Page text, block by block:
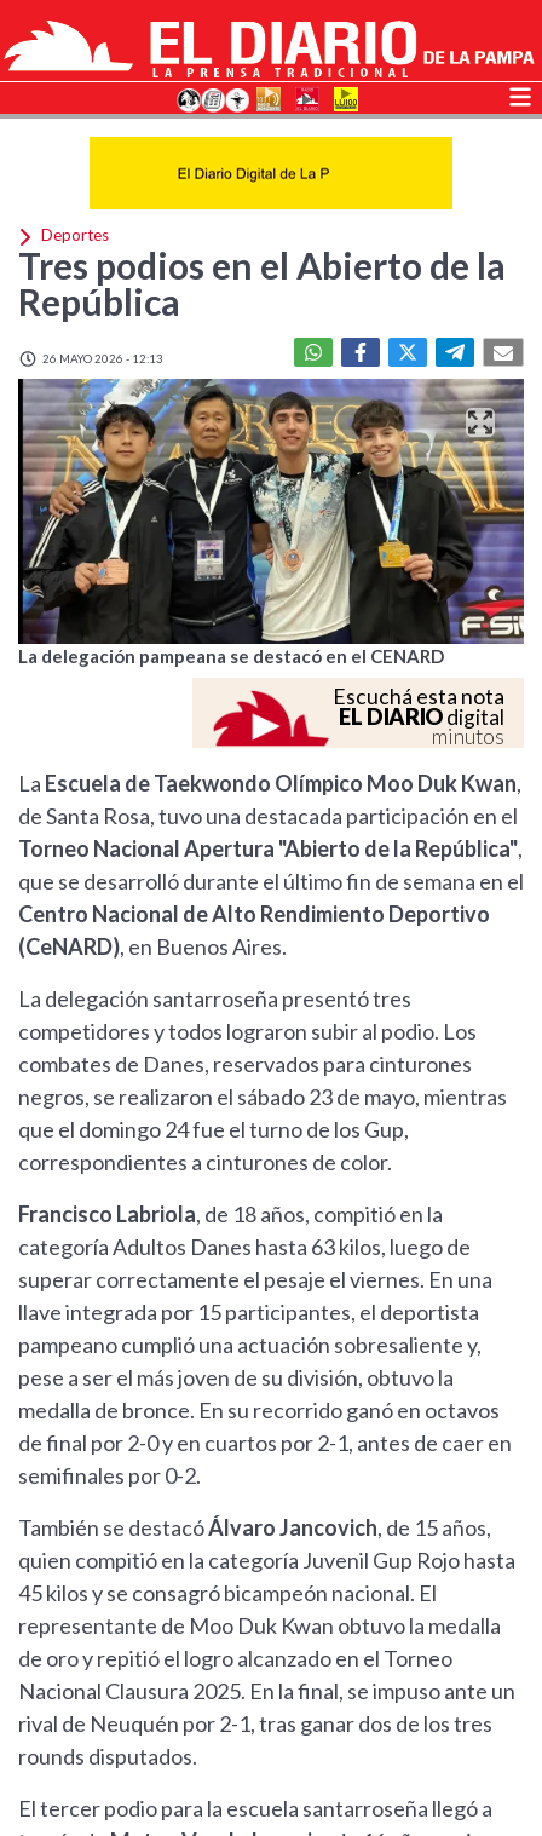
Deportes
Tres podios en el Abierto de la
República
26 MAYO 2026 - 12:13
La delegación pampeana se destacó en el CENARD
Escuchá esta nota
EL DIARIOdigital
minutos
La Escuela de Taekwondo Olímpico Moo Duk Kwan,
de Santa Rosa, tuvo una destacada participación en el
Torneo Nacional Apertura "Abierto de la República",
que se desarrolló durante el último fin de semana en el
Centro Nacional de Alto Rendimiento Deportivo
(CeNARD), en Buenos Aires.
La delegación santarroseña presentó tres
competidores y todos lograron subir al podio. Los
combates de Danes, reservados para cinturones
negros, se realizaron el sábado 23 de mayo, mientras
que el domingo 24 fue el turno de los Gup,
correspondientes a cinturones de color.
Francisco Labriola, de 18 años, compitió en la
categoría Adultos Danes hasta 63 kilos, luego de
superar correctamente el pesaje el viernes. En una
llave integrada por 15 participantes, el deportista
pampeano cumplió una actuación sobresaliente y,
pese a ser el más joven de su división, obtuvo la
medalla de bronce. En su recorrido ganó en octavos
de final por 2-0 y en cuartos por 2-1, antes de caer en
semifinales por 0-2.
También se destacóÁlvaro Jancovich, de 15 años,
quien compitió en la categoría Juvenil Gup Rojo hasta
45 kilos y se consagró bicampeón nacional. El
representante de Moo Duk Kwan obtuvo la medalla
de oro y repitió el logro alcanzado en el Torneo
Nacional Clausura 2025. En la final, se impuso ante un
rival de Neuquén por 2-1, tras ganar dos de los tres
rounds disputados.
El tercer podio para la escuela santarroseña llegó a